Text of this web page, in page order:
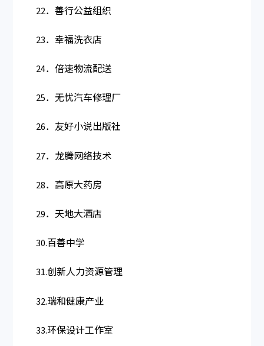
22．善行公益组织
23．幸福洗衣店
24．倍速物流配送
25．无忧汽车修理厂
26．友好小说出版社
27．龙腾网络技术
28．高原大药房
29．天地大酒店
30.百善中学
31.创新人力资源管理
32.瑞和健康产业
33.环保设计工作室